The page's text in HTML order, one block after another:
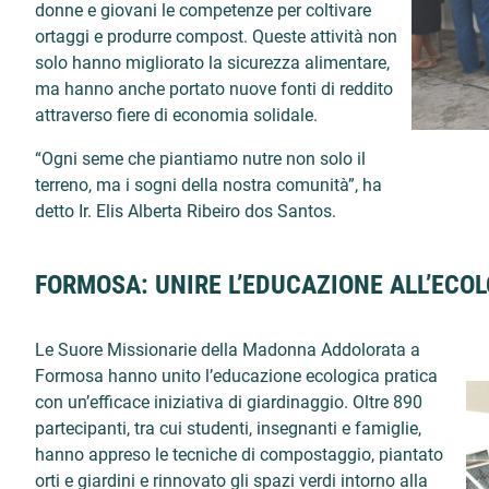
donne e giovani le competenze per coltivare
ortaggi e produrre compost. Queste attività non
solo hanno migliorato la sicurezza alimentare,
ma hanno anche portato nuove fonti di reddito
attraverso fiere di economia solidale.
“Ogni seme che piantiamo nutre non solo il
terreno, ma i sogni della nostra comunità”, ha
detto Ir. Elis Alberta Ribeiro dos Santos.
FORMOSA: UNIRE L’EDUCAZIONE
Le Suore Missionarie della Madonna Addolorata a
Formosa hanno unito l’educazione ecologica pratica
con un’efficace iniziativa di giardinaggio. Oltre 890
partecipanti, tra cui studenti, insegnanti e famiglie,
hanno appreso le tecniche di compostaggio, piantato
orti e giardini e rinnovato gli spazi verdi intorno alla